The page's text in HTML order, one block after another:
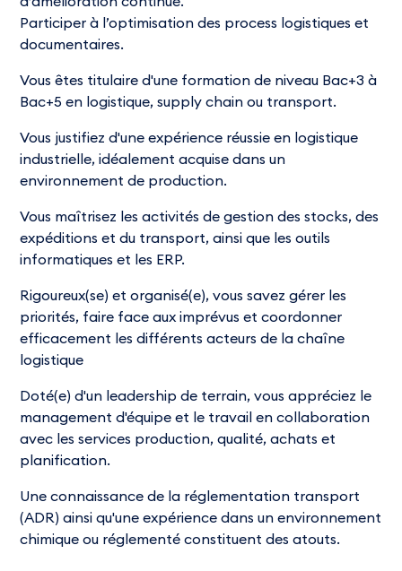
Participer à l’optimisation des process logistiques et
documentaires.
Vous êtes titulaire d'une formation de niveau Bac+3 à
Bac+5 en logistique, supply chain ou transport.
Vous justifiez d'une expérience réussie en logistique
industrielle, idéalement acquise dans un
environnement de production.
Vous maîtrisez les activités de gestion des stocks, des
expéditions et du transport, ainsi que les outils
informatiques et les ERP.
Rigoureux(se) et organisé(e), vous savez gérer les
priorités, faire face aux imprévus et coordonner
efficacement les différents acteurs de la chaîne
logistique
Doté(e) d'un leadership de terrain, vous appréciez le
management d'équipe et le travail en collaboration
avec les services production, qualité, achats et
planification.
Une connaissance de la réglementation transport
(ADR) ainsi qu'une expérience dans un environnement
chimique ou réglementé constituent des atouts.